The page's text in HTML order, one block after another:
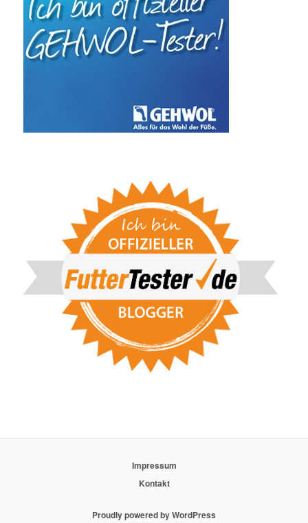
Impressum
Kontakt
Proudly powered by WordPress